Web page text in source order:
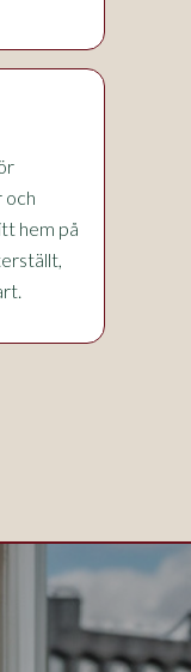
och
hem på